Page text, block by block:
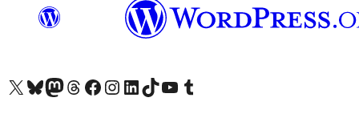
Visit our X (formerly Twitter) account
Посетите наш Bluesky налог
Visit our Mastodon account
Посетите наш налог на Threads-у Visit our Facebook page
Посетите наш Инстаграм налог
Visit our LinkedIn account
Посетите наш TikTok налог
Visit our YouTube channel
Посетите наш Tumblr налог